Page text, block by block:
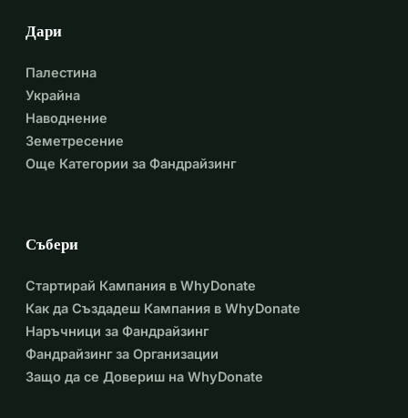
Дари
Палестина
Украйна
Наводнение
Земетресение
Още Категории за Фандрайзинг
Събери
Стартирай Кампания в WhyDonate
Как да Създадеш Кампания в WhyDonate
Наръчници за Фандрайзинг
Фандрайзинг за Организации
Защо да се Довериш на WhyDonate